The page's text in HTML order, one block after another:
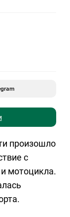
произошло
с
мотоцикла.